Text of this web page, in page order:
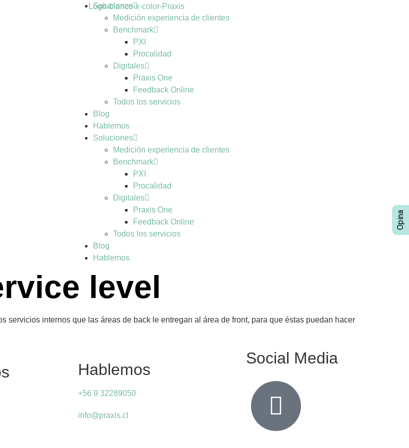
Soluciones
Medición experiencia de clientes
Benchmark
PXI
Procalidad
Digitales
Praxis One
Feedback Online
Todos los servicios
Blog
Hablemos
Soluciones
Medición experiencia de clientes
Benchmark
PXI
Procalidad
Digitales
Praxis One
Feedback Online
Todos los servicios
Blog
Hablemos
level
servicios internos que las áreas de back le entregan al área de front, para que éstas puedan hacer
Hablemos
+56 9 32289050
info@praxis.cl
Social Media